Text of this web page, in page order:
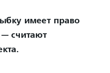
имеет право
считают